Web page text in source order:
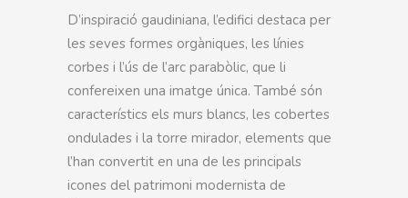
D’inspiració gaudiniana, l’edifici destaca per
les seves formes orgàniques, les línies
corbes i l’ús de l’arc parabòlic, que li
confereixen una imatge única. També són
característics els murs blancs, les cobertes
ondulades i la torre mirador, elements que
l’han convertit en una de les principals
icones del patrimoni modernista de